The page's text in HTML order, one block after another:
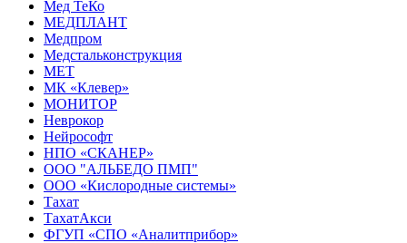
Мед ТеКо
МЕДПЛАНТ
Медпром
Медстальконструкция
МЕТ
МК «Клевер»
МОНИТОР
Неврокор
Нейрософт
НПО «СКАНЕР»
ООО "АЛЬБЕДО ПМП"
ООО «Кислородные системы»
Тахат
ТахатАкси
ФГУП «СПО «Аналитприбор»